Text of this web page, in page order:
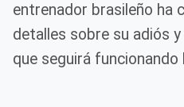
entrenador brasileño ha
detalles sobre su adiós
que seguirá